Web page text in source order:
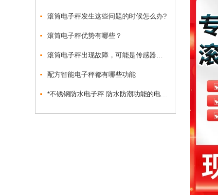
滚筒电子秤发生这些问题的时候怎么办?
滚筒电子秤优势有哪些？
配方智能电子秤都有哪些功能